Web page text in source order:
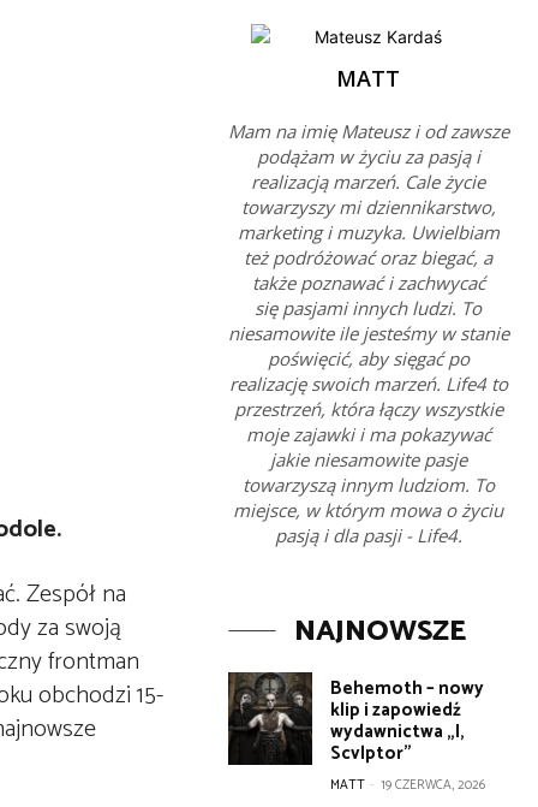
Zespół na
za swoją
frontman
obchodzi 15-
MATT
Mam na imię Mateusz i od zawsze
podążam w życiu za pasją i
realizacją marzeń. Cale życie
towarzyszy mi dziennikarstwo,
marketing i muzyka. Uwielbiam
też podróżować oraz biegać, a
także poznawać i zachwycać
się pasjami innych ludzi. To
niesamowite ile jesteśmy w stanie
poświęcić, aby sięgać po
realizację swoich marzeń. Life4 to
przestrzeń, która łączy wszystkie
moje zajawki i ma pokazywać
jakie niesamowite pasje
towarzyszą innym ludziom. To
miejsce, w którym mowa o życiu
pasją i dla pasji - Life4.
NAJNOWSZE
Behemoth – nowy
klip i zapowiedź
wydawnictwa „I,
Scvlptor”
MATT - 19 CZERWCA, 2026